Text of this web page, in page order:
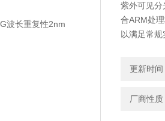
紫外可见
合ARM处
以满足常
制等部门
更新时
厂商性